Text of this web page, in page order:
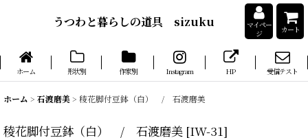
うつわと暮らしの道具 sizuku
マイペー
ジ
カート
ホーム 形状別 作家別 Instagram HP 受信テスト
ホーム > 石渡磨美> 稜花脚付豆鉢（白） / 石渡磨美
稜花脚付豆鉢（白） / 石渡磨美 [IW-31]